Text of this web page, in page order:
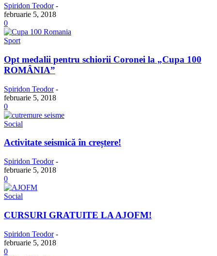
Spiridon Teodor -
februarie 5, 2018
0
Sport
Opt medalii pentru schiorii Coronei la „Cupa 100
ROMÂNIA”
Spiridon Teodor -
februarie 5, 2018
0
Social
Activitate seismică în creștere!
Spiridon Teodor -
februarie 5, 2018
0
Social
CURSURI GRATUITE LA AJOFM!
Spiridon Teodor -
februarie 5, 2018
0